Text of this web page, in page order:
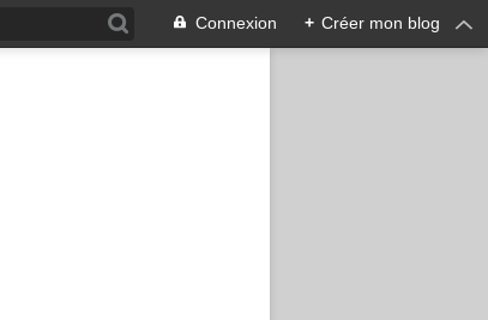
Connexion + Créer mon blog